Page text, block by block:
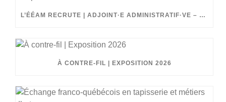
L’ÉÉAM RECRUTE | ADJOINT·E ADMINISTRATIF·VE – PROFIL COMPTABILITÉ
À CONTRE-FIL | EXPOSITION 2026